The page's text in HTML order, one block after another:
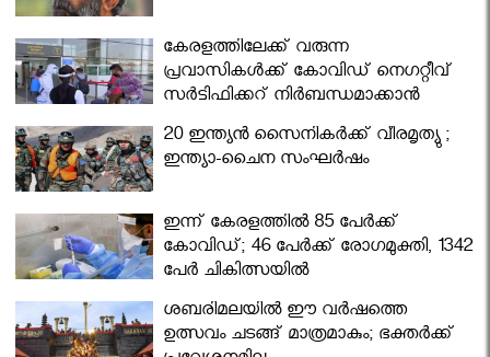
കേരളത്തിലേക്ക് വരുന്ന
പ്രവാസികള്‍ക്ക് കോവിഡ് നെഗറ്റീവ്
സര്‍ട്ടിഫിക്കറ്റ് നിർബന്ധമാക്കാൻ
മന്ത്രിസഭ
20 ഇന്ത്യൻ സൈനികർക്ക് വീരമൃത്യു ;
ഇന്ത്യാ-ചൈന സംഘർഷം
ഇന്ന് കേരളത്തിൽ 85 പേർക്ക്
കോവിഡ്; 46 പേർക്ക് രോഗമുക്തി, 1342
പേർ ചികിത്സയിൽ
ശബരിമലയില്‍ ഈ വർഷത്തെ
ഉത്സവം ചടങ്ങ് മാത്രമാകും; ഭക്തർക്ക്